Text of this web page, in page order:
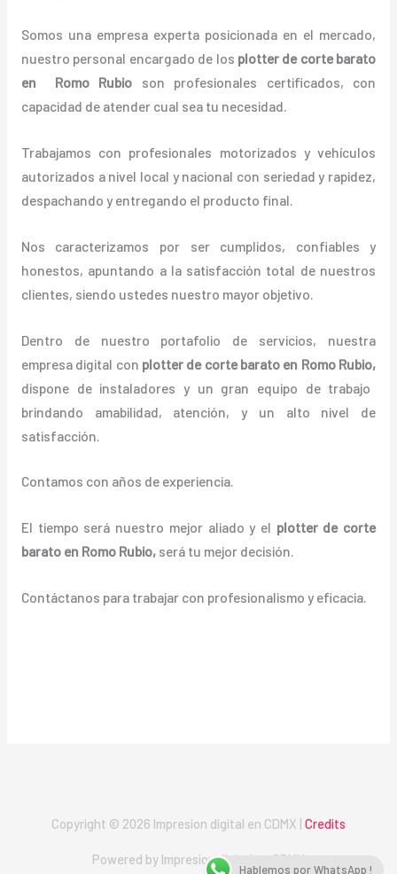
Somos una empresa experta posicionada en el mercado,
nuestro personal encargado de los plotter de corte barato
en Romo Rubio
son profesionales certificados, con
capacidad de atender cual sea tu necesidad.
Trabajamos con profesionales motorizados y vehículos
autorizados a nivel local y nacional con seriedad y rapidez,
despachando y entregando el producto final.
Nos caracterizamos por ser cumplidos, confiables y
honestos, apuntando a la satisfacción total de nuestros
clientes, siendo ustedes nuestro mayor objetivo.
Dentro de nuestro portafolio de servicios, nuestra
empresa digital con plotter de corte barato en Romo Rubio,
dispone de instaladores y un gran equipo de trabajo
brindando amabilidad, atención, y un alto nivel de
satisfacción.
Contamos con años de experiencia.
El tiempo será nuestro mejor aliado y el plotter de corte
barato en Romo Rubio, será tu mejor decisión.
Contáctanos para trabajar con profesionalismo y eficacia.
Copyright © 2026 Impresion digital en CDMX | Credits
Powered by Impresion digital en CDMX
Hablemos por WhatsApp !